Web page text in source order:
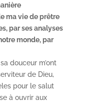
ma vie de prêtre
par ses analyses
monde, par
douceur m’ont
de Dieu,
pour le salut
à ouvrir aux